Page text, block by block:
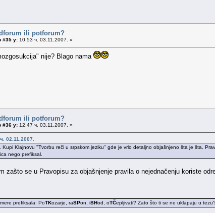
ili potforum?
#35 у: 10.53 ч. 03.11.2007. »
nije? Blago nama
ili potforum?
#36 у: 12.47 ч. 03.11.2007. »
02.11.2007.
Kupi Klajnovu "Tvorbu reči u srpskom jeziku" gde je vrlo detaljno objašnjeno šta je šta.
nego prefiksal.
zašto se u Pravopisu za objašnjenje pravila o nejednačenju koriste
prefiksala: PoTKozarje, raSPon, iSHod, oTČepljivati? Zato što ti se ne uklapaju u